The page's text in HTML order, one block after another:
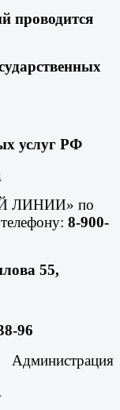
проводится
услуг РФ
ЛИНИИ» по
8-900-
55,
96
Администрация